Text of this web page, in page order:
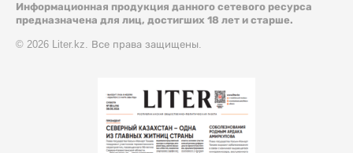
Информационная продукция данного сетевого ресурса
предназначена для лиц, достигших 18 лет и старше.
© 2026 Liter.kz. Все права защищены.